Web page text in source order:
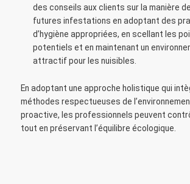
des conseils aux clients sur la manière
futures infestations en adoptant des
d’hygiène appropriées, en scellant les
potentiels et en maintenant un
attractif pour les nuisibles.
En adoptant une approche holistique qui
méthodes respectueuses de
proactive, les professionnels peuvent
tout en préservant l’équilibre écologique.